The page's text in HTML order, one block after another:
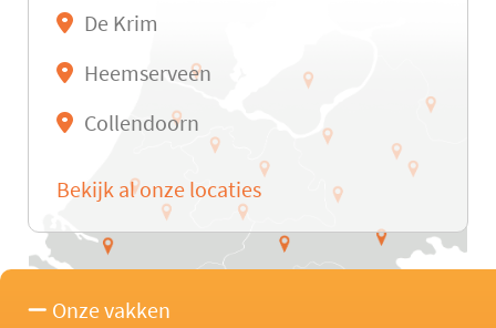
De Krim
Heemserveen
Collendoorn
Bekijk al onze locaties
Onze vakken